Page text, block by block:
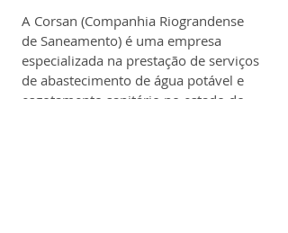
A Corsan (Companhia Riograndense
de Saneamento) é uma empresa
especializada na prestação de serviços
de abastecimento de água potável e
esgotamento sanitário no estado do